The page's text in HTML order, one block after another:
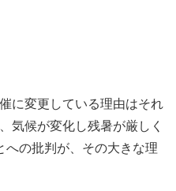
に変更している理由はそれ
気候が変化し残暑が厳しく
への批判が、その大きな理